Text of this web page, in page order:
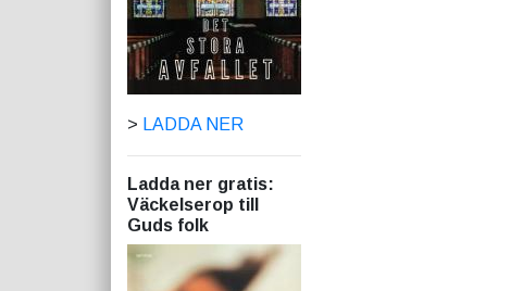
> LADDA NER
Ladda ner gratis:
Väckelserop till
Guds folk